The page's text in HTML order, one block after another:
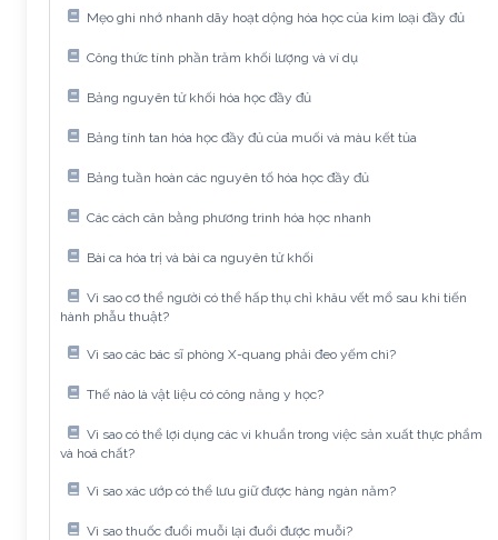
Mẹo ghi nhớ nhanh dãy hoạt dộng hóa học của kim loại đầy đủ
Công thức tính phần trăm khối lượng và ví dụ
Bảng nguyên tử khối hóa học đầy đủ
Bảng tính tan hóa học đầy đủ của muối và màu kết tủa
Bảng tuần hoàn các nguyên tố hóa học đầy đủ
Các cách cân bằng phương trình hóa học nhanh
Bài ca hóa trị và bài ca nguyên tử khối
Vì sao cơ thể người có thể hấp thụ chỉ khâu vết mổ sau khi tiến
hành phẫu thuật?
Vì sao các bác sĩ phòng X-quang phải đeo yếm chì?
Thế nào là vật liệu có công năng y học?
Vì sao có thể lợi dụng các vi khuẩn trong việc sản xuất thực phẩm
và hoá chất?
Vì sao xác ướp có thể lưu giữ được hàng ngàn năm?
Vì sao thuốc đuổi muỗi lại đuổi được muỗi?